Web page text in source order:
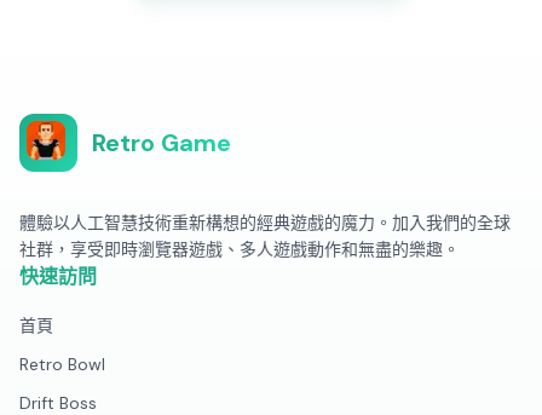
Retro Game
體驗以人工智慧技術重新構想的經典遊戲的魔力。加入我們的全球
社群，享受即時瀏覽器遊戲、多人遊戲動作和無盡的樂趣。
快速訪問
首頁
Retro Bowl
Drift Boss